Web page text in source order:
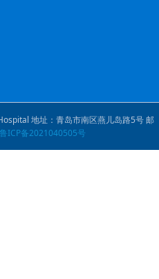
地址：青岛市南区燕儿岛路5号 邮
鲁ICP备2021040505号